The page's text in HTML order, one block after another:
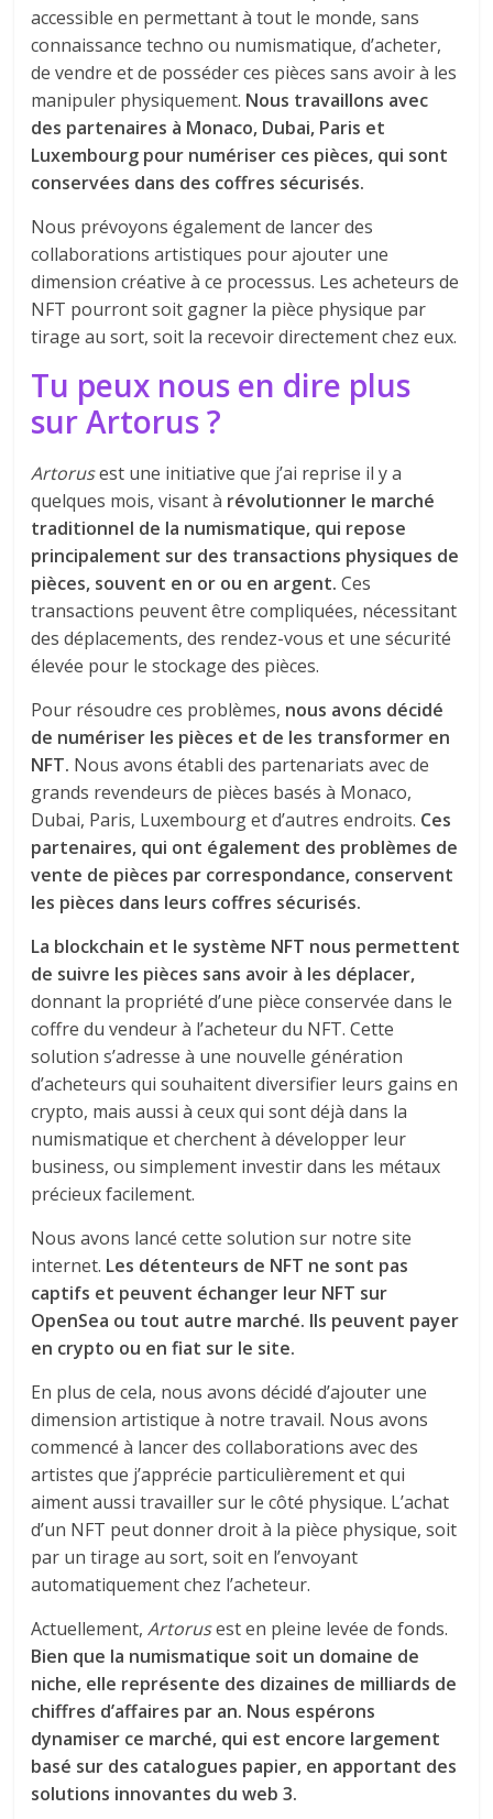
accessible en permettant à tout le monde, sans
connaissance techno ou numismatique, d’acheter,
de vendre et de posséder ces pièces sans avoir à les
manipuler physiquement. Nous travaillons avec
des partenaires à Monaco, Dubai, Paris et
Luxembourg pour numériser ces pièces, qui sont
conservées dans des coffres sécurisés.
Nous prévoyons également de lancer des
collaborations artistiques pour ajouter une
dimension créative à ce processus. Les acheteurs de
NFT pourront soit gagner la pièce physique par
tirage au sort, soit la recevoir directement chez eux.
Tu peux nous en dire plus
sur Artorus ?
Artorusest une initiative que j’ai reprise il y a
quelques mois, visant à révolutionner le marché
traditionnel de la numismatique, qui repose
principalement sur des transactions physiques de
pièces, souvent en or ou en argent. Ces
transactions peuvent être compliquées, nécessitant
des déplacements, des rendez-vous et une sécurité
élevée pour le stockage des pièces.
Pour résoudre ces problèmes, nous avons décidé
de numériser les pièces et de les transformer en
NFT. Nous avons établi des partenariats avec de
grands revendeurs de pièces basés à Monaco,
Dubai, Paris, Luxembourg et d’autres endroits. Ces
partenaires, qui ont également des problèmes de
vente de pièces par correspondance, conservent
les pièces dans leurs coffres sécurisés.
La blockchain et le système NFT nous permettent
de suivre les pièces sans avoir à les déplacer,
donnant la propriété d’une pièce conservée dans le
coffre du vendeur à l’acheteur du NFT. Cette
solution s’adresse à une nouvelle génération
d’acheteurs qui souhaitent diversifier leurs gains en
crypto, mais aussi à ceux qui sont déjà dans la
numismatique et cherchent à développer leur
business, ou simplement investir dans les métaux
précieux facilement.
Nous avons lancé cette solution sur notre site
internet. Les détenteurs de NFT ne sont pas
captifs et peuvent échanger leur NFT sur
OpenSea ou tout autre marché. Ils peuvent payer
en crypto ou en fiat sur le site.
En plus de cela, nous avons décidé d’ajouter une
dimension artistique à notre travail. Nous avons
commencé à lancer des collaborations avec des
artistes que j’apprécie particulièrement et qui
aiment aussi travailler sur le côté physique. L’achat
d’un NFT peut donner droit à la pièce physique, soit
par un tirage au sort, soit en l’envoyant
automatiquement chez l’acheteur.
Actuellement,Artorusest en pleine levée de fonds.
Bien que la numismatique soit un domaine de
niche, elle représente des dizaines de milliards de
chiffres d’affaires par an. Nous espérons
dynamiser ce marché, qui est encore largement
basé sur des catalogues papier, en apportant des
solutions innovantes du web 3.